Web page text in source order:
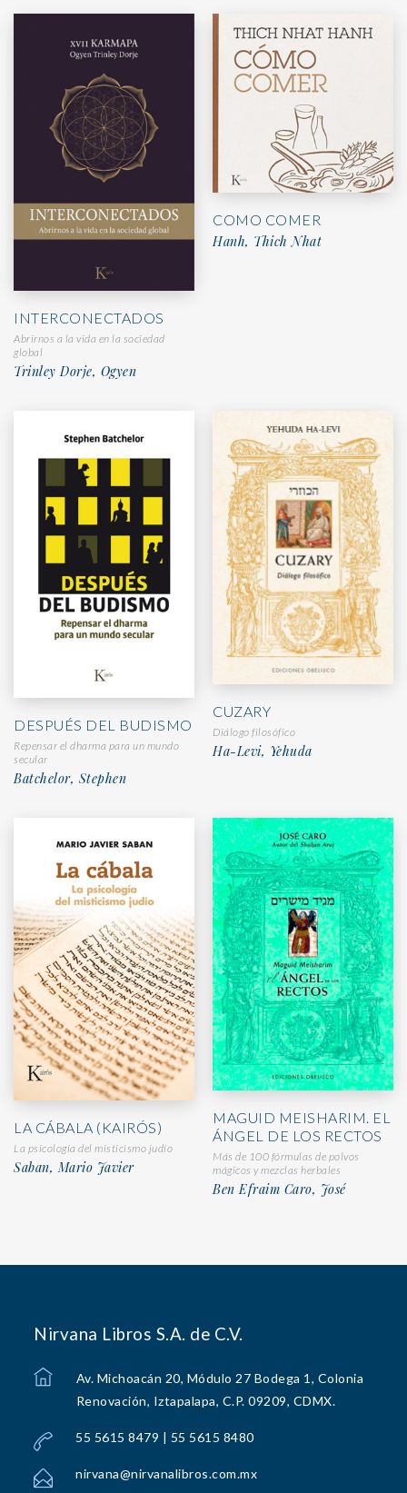
INTERCONECTADOS
Abrirnos a la vida en la sociedad
global
Trinley Dorje, Ogyen
COMO COMER
Hanh, Thich Nhat
DESPUÉS DEL BUDISMO
Repensar el dharma para un mundo
secular
Batchelor, Stephen
CUZARY
Diálogo filosófico
Ha-Levi, Yehuda
LA CÁBALA (KAIRÓS)
La psicología del misticismo judío
Saban, Mario Javier
MAGUID MEISHARIM. EL
ÁNGEL DE LOS RECTOS
Más de 100 fórmulas de polvos
mágicos y mezclas herbales
Ben Efraim Caro, José
Nirvana Libros S.A. de C.V.
Av. Michoacán 20, Módulo 27 Bodega 1, Colonia
Renovación, Iztapalapa, C.P. 09209, CDMX.
55 5615 8479 | 55 5615 8480
nirvana@nirvanalibros.com.mx